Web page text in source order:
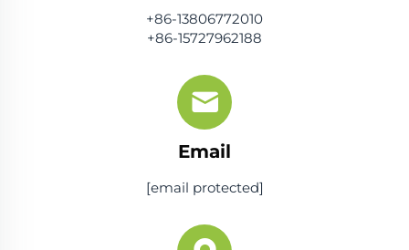
+86-13806772010
+86-15727962188
Email
[email protected]